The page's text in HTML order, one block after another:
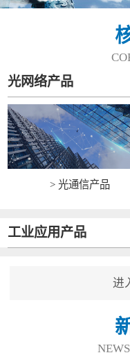
光网络产品
> 光通信产品
工业应用产品
进